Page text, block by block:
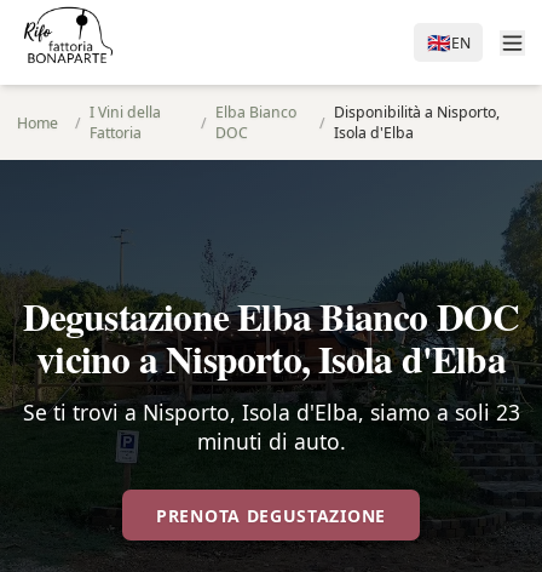
🇬🇧EN
Home / I Vini della
Fattoria
/ Elba Bianco
DOC
/ Disponibilità a Nisporto,
Isola d'Elba
Degustazione Elba Bianco DOC
vicino a Nisporto, Isola d'Elba
Se ti trovi a Nisporto, Isola d'Elba, siamo a soli 23
minuti di auto.
PRENOTA DEGUSTAZIONE